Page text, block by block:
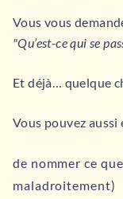
Vous vous
"Qu’est-ce qui se
Et déjà… quelque
Vous pouvez aussi
de nommer ce
maladroitement)